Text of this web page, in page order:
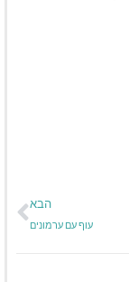
הבא
עוף עם ערמונים